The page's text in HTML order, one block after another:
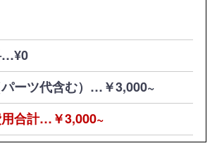
…¥0
ーツ代含む）…￥3,000~
合計…￥3,000~